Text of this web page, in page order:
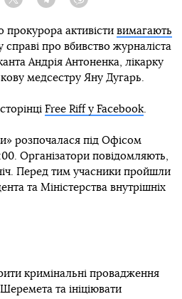
Twitter TelegramViber
активісти вимагають
справі про вбивство журналіста
Андрія Антоненка, лікарку
медсестру Яну Дугарь.
Free Riff у Facebook.
розпочалася під Офісом
Організатори повідомляють,
Перед тим учасники пройшли
та Міністерства внутрішніх
кримінальні провадження
та ініціювати